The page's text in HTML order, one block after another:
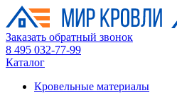
Заказать обратный звонок
8 495 032-77-99
Каталог
Кровельные материалы